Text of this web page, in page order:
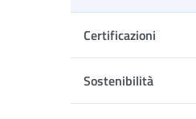
Certificazioni
Sostenibilità
Apri